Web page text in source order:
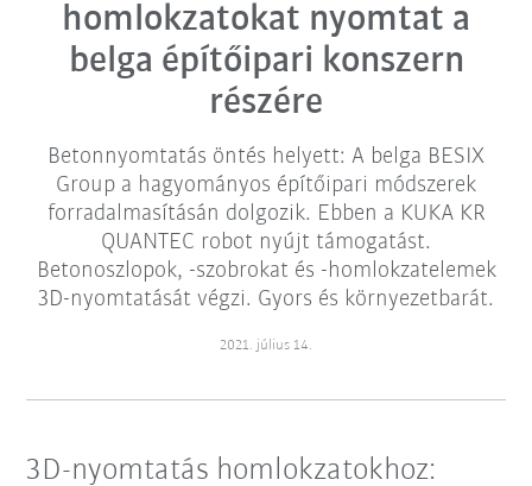
homlokzatokat nyomtat a
belga építőipari konszern
részére
Betonnyomtatás öntés helyett: A belga BESIX
Group a hagyományos építőipari módszerek
forradalmasításán dolgozik. Ebben a KUKA KR
QUANTEC robot nyújt támogatást.
Betonoszlopok, -szobrokat és -homlokzatelemek
3D-nyomtatását végzi. Gyors és környezetbarát.
2021. július 14.
3D-nyomtatás homlokzatokhoz: